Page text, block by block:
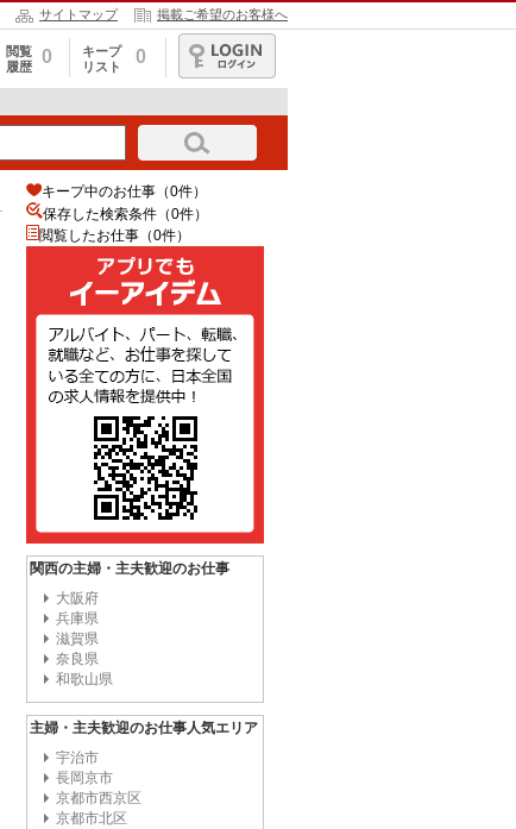
サイトマップ 掲載ご希望のお客様へ
閲覧
履歴
0
キープ
リスト
0
ログイン
キープ中のお仕事（0件）
保存した検索条件（0件）
閲覧したお仕事（0件）
関西の主婦・主夫歓迎のお仕事
大阪府
兵庫県
滋賀県
奈良県
和歌山県
主婦・主夫歓迎のお仕事人気エリア
宇治市
長岡京市
京都市西京区
京都市北区